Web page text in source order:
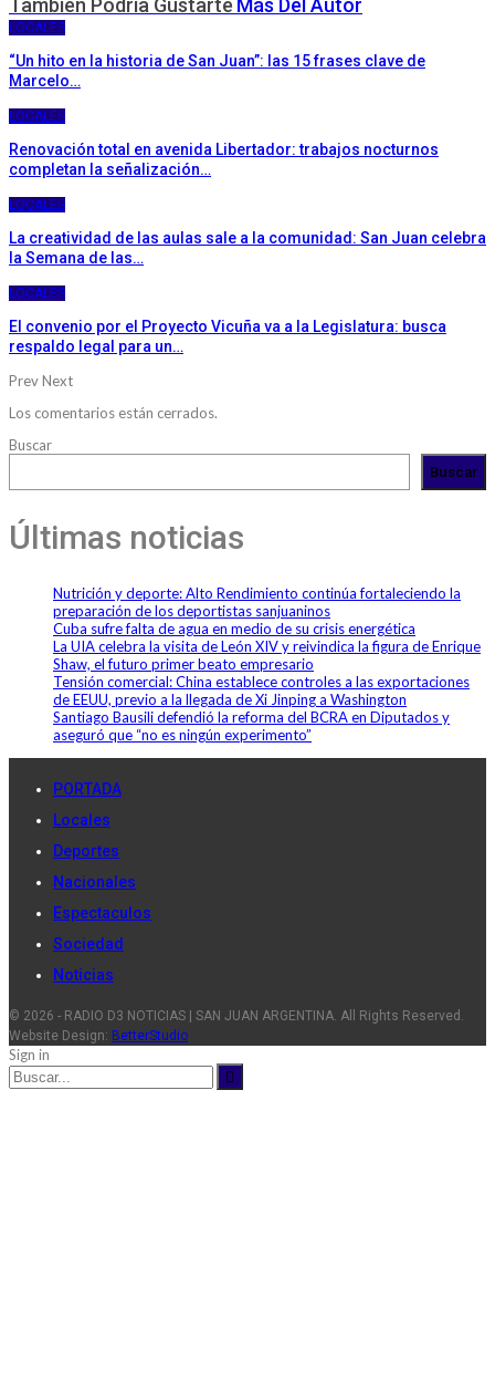
También Podría Gustarte Más Del Autor
LOCALES
“Un hito en la historia de San Juan”: las 15 frases clave de
Marcelo…
LOCALES
Renovación total en avenida Libertador: trabajos nocturnos
completan la señalización…
LOCALES
La creatividad de las aulas sale a la comunidad: San Juan celebra
la Semana de las…
LOCALES
El convenio por el Proyecto Vicuña va a la Legislatura: busca
respaldo legal para un…
PrevNext
Los comentarios están cerrados.
Buscar
Buscar
Últimas noticias
Nutrición y deporte: Alto Rendimiento continúa fortaleciendo la
preparación de los deportistas sanjuaninos
Cuba sufre falta de agua en medio de su crisis energética
La UIA celebra la visita de León XIV y reivindica la figura de Enrique
Shaw, el futuro primer beato empresario
Tensión comercial: China establece controles a las exportaciones
de EEUU, previo a la llegada de Xi Jinping a Washington
Santiago Bausili defendió la reforma del BCRA en Diputados y
aseguró que “no es ningún experimento”
PORTADA
Locales
Deportes
Nacionales
Espectaculos
Sociedad
Noticias
© 2026 - RADIO D3 NOTICIAS | SAN JUAN ARGENTINA. All Rights Reserved.
Website Design: BetterStudio
Sign in